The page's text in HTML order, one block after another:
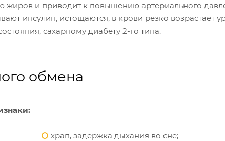
жиров и приводит к повышению артериального
инсулин, истощаются, в крови резко возрастает
сахарному диабету 2-го типа.
обмена
храп, задержка дыхания во сне;